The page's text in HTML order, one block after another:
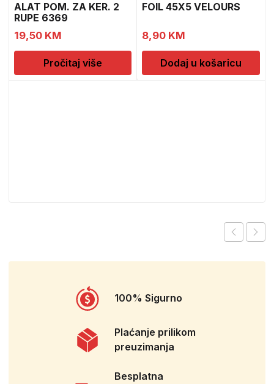
ALAT POM. ZA KER. 2
RUPE 6369
19,50 KM
Pročitaj više
FOIL 45X5 VELOURS
8,90 KM
Dodaj u košaricu
100% Sigurno
Plaćanje prilikom
preuzimanja
Besplatna